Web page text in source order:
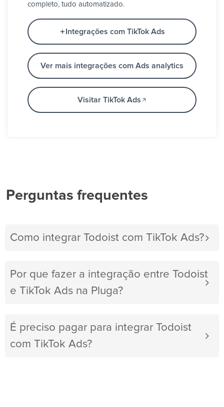
completo, tudo automatizado.
Integrações com TikTok Ads
Ver mais integrações com Ads analytics
Visitar TikTok Ads
Perguntas frequentes
Como integrar Todoist com TikTok Ads?
Por que fazer a integração entre Todoist
e TikTok Ads na Pluga?
É preciso pagar para integrar Todoist
com TikTok Ads?